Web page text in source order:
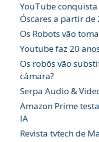
YouTube
Óscares a partir de
Os Robots vão
Youtube faz 20
Os robôs vão
câmara?
Serpa Audio &
Amazon Prime
IA
Revista tvtech de